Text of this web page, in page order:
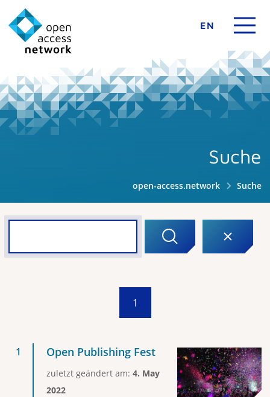
EN
Suche
open-access.network Suche
1
Open Publishing Fest
zuletzt geändert am: 4. May
2022